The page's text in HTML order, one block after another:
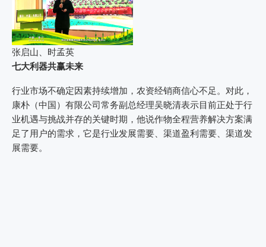
张启山、时孟英
七大利器共赢未来
行业市场不确定因素持续增加，农资经销商信心不足。对此，
康朴（中国）有限公司常务副总经理吴晓清表示目前正处于行
业机遇与挑战并存的关键时期，他说作物全程营养解决方案满
足了用户的需求，它是行业发展需要、渠道盈利需要、渠道发
展需要。